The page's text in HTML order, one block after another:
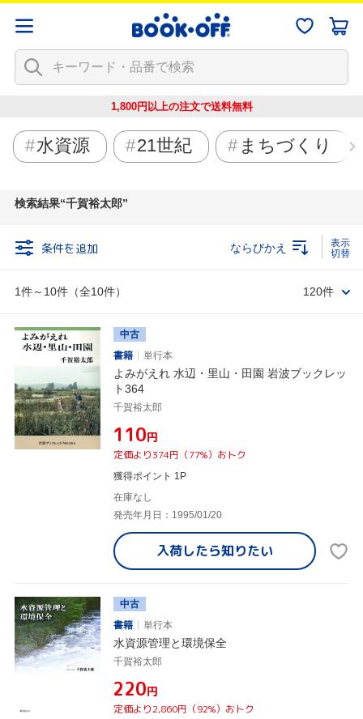
1,800円以上の注文で送料無料
水資源 21世紀 まちづくり
検索結果 千賀裕太郎
条件を追加
1件～10件（全10件）
ならびかえ
120件
中古
書籍
単行本
よみがえれ 水辺・里山・田園 岩波ブックレッ
ト364
千賀裕太郎
¥110円
定価より374円（77%）おトク
獲得ポイント 1P
在庫なし
発売年月日：1995/01/20
入荷したら知りたい
中古
書籍
単行本
水資源管理と環境保全
千賀裕太郎
¥220円
定価より2,860円（92%）おトク